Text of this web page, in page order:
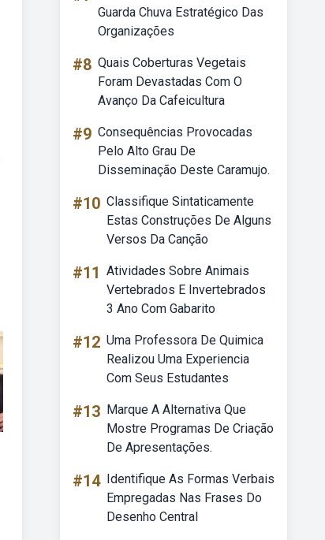
Guarda Chuva Estratégico Das
Organizações
#8 Quais Coberturas Vegetais
Foram Devastadas Com O
Avanço Da Cafeicultura
#9 Consequências Provocadas
Pelo Alto Grau De
Disseminação Deste Caramujo.
#10 Classifique Sintaticamente
Estas Construções De Alguns
Versos Da Canção
#11 Atividades Sobre Animais
Vertebrados E Invertebrados
3 Ano Com Gabarito
#12 Uma Professora De Quimica
Realizou Uma Experiencia
Com Seus Estudantes
#13 Marque A Alternativa Que
Mostre Programas De Criação
De Apresentações.
#14 Identifique As Formas Verbais
Empregadas Nas Frases Do
Desenho Central